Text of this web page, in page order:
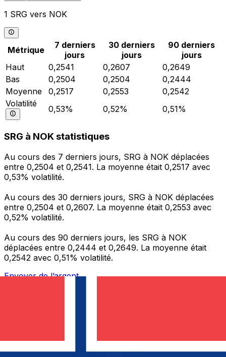
1 SRG vers NOK
Métrique
7 derniers
jours
30 derniers
jours
90 derniers
jours
Haut
0,2541 0,2607
0,2649
Bas
0,2504 0,2504
0,2444
Moyenne
0,2517 0,2553
0,2542
Volatilité
0,53% 0,52% 0,51%
SRG à NOK statistiques
Au cours des 7 derniers jours, SRG à NOK déplacées
entre 0,2504 et 0,2541. La moyenne était 0,2517 avec
0,53% volatilité.
Au cours des 30 derniers jours, SRG à NOK déplacées
entre 0,2504 et 0,2607. La moyenne était 0,2553 avec
0,52% volatilité.
Au cours des 90 derniers jours, les SRG à NOK
déplacées entre 0,2444 et 0,2649. La moyenne était
0,2542 avec 0,51% volatilité.
Envoyer de l’argent